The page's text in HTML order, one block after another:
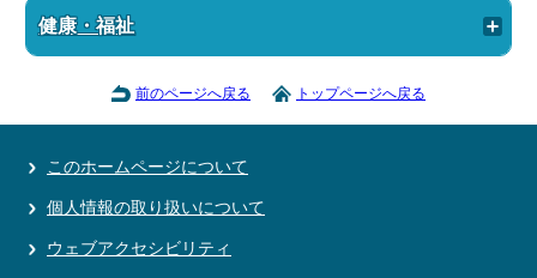
健康・福祉
前のページへ戻る トップページへ戻る
このホームページについて
個人情報の取り扱いについて
ウェブアクセシビリティ